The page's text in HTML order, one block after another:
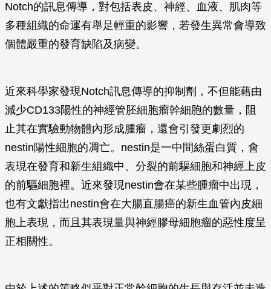
Notch的訊息傳導，對包括表皮、神經、血液、肌肉等
多種組織的命運有舉足輕重的影響，若發生異常會導致
個體嚴重的發育缺陷及病變。
近來科學家發現Notch訊息傳導的抑制劑，不但能藉由
減少CD133陽性的神經管胚細胞瘤幹細胞的數量，阻
止其在實驗動物體內形成腫瘤，還會引發更劇烈的
nestin陽性細胞的凋亡。nestin是一中間絲蛋白質，會
表現在發育和新生組織中、分裂的前驅細胞和神經上皮
的前驅細胞裡。近來發現nestin會在某些腫瘤中出現，
也有文獻指出nestin會在大腸直腸癌的新生血管內皮細
胞上表現，而且其表現量與神經膠母細胞瘤的惡性度呈
正相關性。